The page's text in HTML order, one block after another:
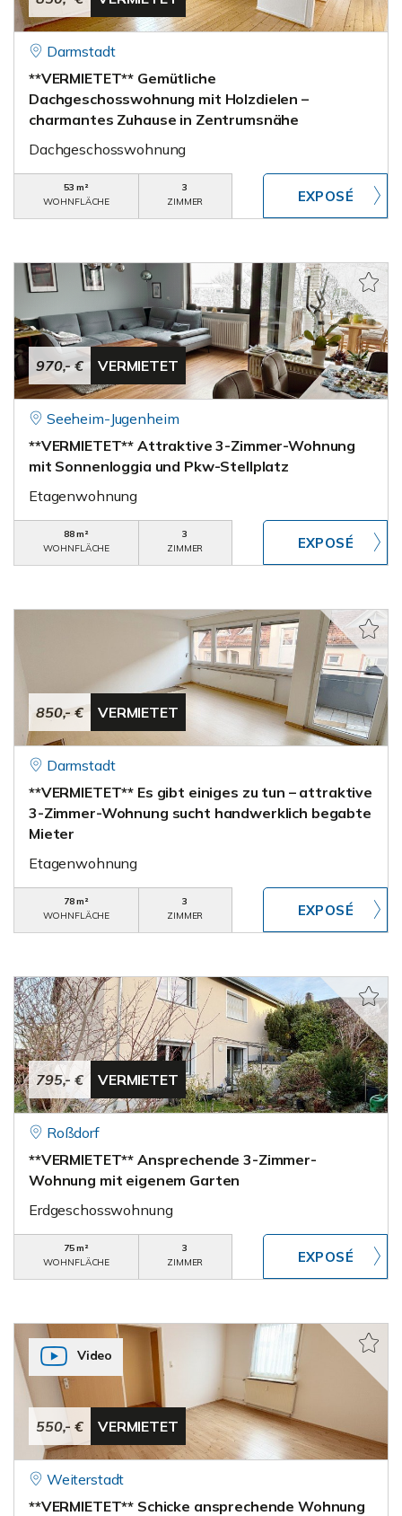
Darmstadt
**VERMIETET** Gemütliche
Dachgeschosswohnung mit Holzdielen –
charmantes Zuhause in Zentrumsnähe
Dachgeschosswohnung
53 m²
WOHNFLÄCHE
3
ZIMMER
970,- € VERMIETET
Seeheim-Jugenheim
**VERMIETET** Attraktive 3-Zimmer-Wohnung
mit Sonnenloggia und Pkw-Stellplatz
Etagenwohnung
88 m²
WOHNFLÄCHE
3
ZIMMER
850,- € VERMIETET
Darmstadt
**VERMIETET** Es gibt einiges zu tun – attraktive
3-Zimmer-Wohnung sucht handwerklich begabte
Mieter
Etagenwohnung
78 m²
WOHNFLÄCHE
3
ZIMMER
795,- € VERMIETET
Roßdorf
**VERMIETET** Ansprechende 3-Zimmer-
Wohnung mit eigenem Garten
Erdgeschosswohnung
75 m²
WOHNFLÄCHE
3
ZIMMER
550,- € VERMIETET
Video
Weiterstadt
**VERMIETET** Schicke ansprechende Wohnung